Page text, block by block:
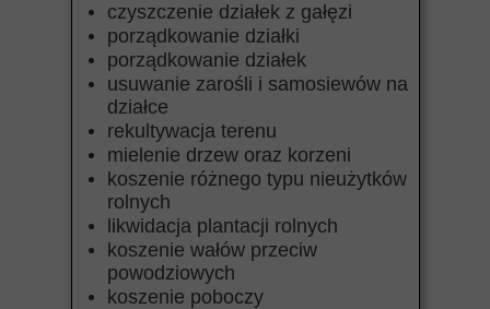
czyszczenie działek z gałęzi
porządkowanie działki
porządkowanie działek
usuwanie zarośli i samosiewów na
działce
rekultywacja terenu
mielenie drzew oraz korzeni
koszenie różnego typu nieużytków
rolnych
likwidacja plantacji rolnych
koszenie wałów przeciw
powodziowych
koszenie poboczy